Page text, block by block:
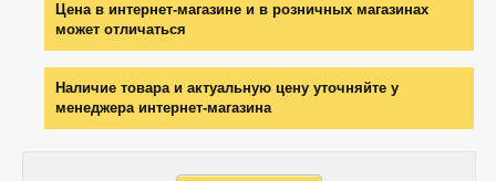
Цена в интернет-магазине и в розничных магазинах
может отличаться
Наличие товара и актуальную цену уточняйте у
менеджера интернет-магазина